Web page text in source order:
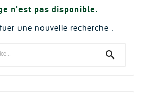
n'est pas disponible.
une nouvelle recherche :
